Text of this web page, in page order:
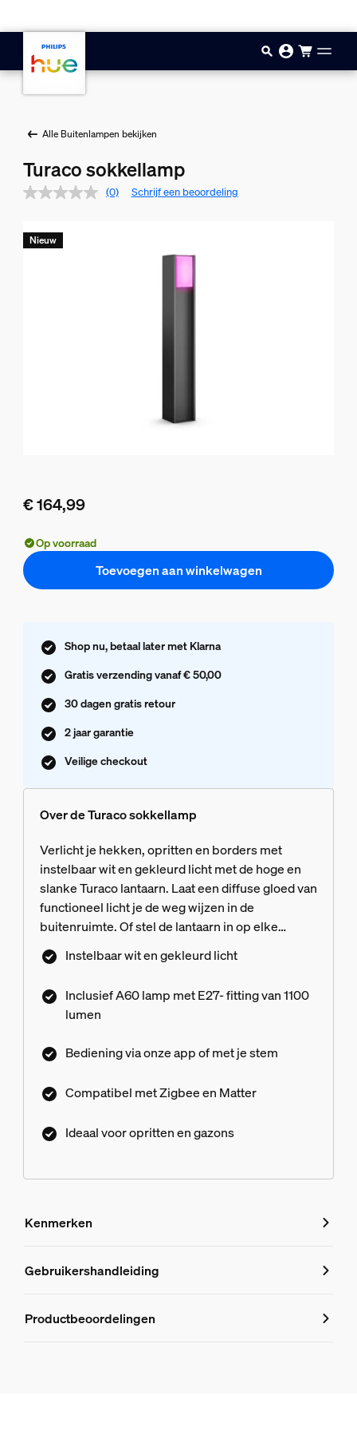
Alle Buitenlampen bekijken
Turaco sokkellamp
(0) Schrijf een beoordeling
€ 164,99
Nieuw
Op voorraad
Toevoegen aan winkelwagen
Shop nu, betaal later met Klarna
Gratis verzending vanaf € 50,00
30 dagen gratis retour
2 jaar garantie
Veilige checkout
Over de Turaco sokkellamp
Verlicht je hekken, opritten en borders met
instelbaar wit en gekleurd licht met de hoge en
slanke Turaco lantaarn. Laat een diffuse gloed van
functioneel licht je de weg wijzen in de
buitenruimte. Of stel de lantaarn in op elke
gewenste kleur om decoratieve highlights toe te
voegen aan ingangen en de achtertuin. Bedien de
assistenten via een Hue Bridge of Bridge Pro.
Zigbee netwerkconnectiviteit met een Bridge
ecosysteem van je slimme lampen.
naadloze integratie mogelijk met apparaten van
Instelbaar wit en gekleurd licht
Inclusief A60 lamp met E27- fitting van 1100
lumen
Bediening via onze app of met je stem
Compatibel met Zigbee en Matter
Ideaal voor opritten en gazons
Kenmerken
Kenmerken
8721103118516
Gebruikershandleiding
Productbeoordelingen